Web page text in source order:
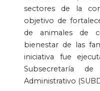
sectores de la
objetivo de
de animales de
bienestar de las
iniciativa fue
Subsecretaría
Administrativo